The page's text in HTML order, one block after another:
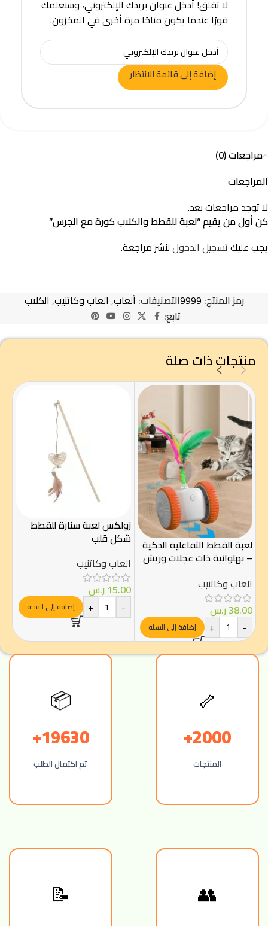
لا تقلق! أدخل عنوان بريدك الإلكتروني، وسنعلمك
فورًا عندما يكون متاحًا مرة أخرى في المخزون.
إضافة إلى قائمة الانتظار
مراجعات (0)
المراجعات
لا توجد مراجعات بعد.
كن أول من يقيم “لعبة للقطط والكلاب كورة مع الجرس”
يجب عليكتسجيل الدخوللنشر مراجعة.
رمز المنتج: 9999التصنيفات: ألعاب, العاب وكاتنيب, الكلاب
تابع:
منتجات ذات صلة
لعبة القطط التفاعلية الذكية
– بهلوانية ذات عجلات وريش
العاب وكاتنيب
38.00ر.س
-
+ إضافة إلى السلة
زولكس لعبة سنارة للقطط
شكل قلب
العاب وكاتنيب
15.00 ر.س
-
+ إضافة إلى السلة
🦴
2000+
المنتجات
📦
19630+
تم اكتمال الطلب
👥
📝